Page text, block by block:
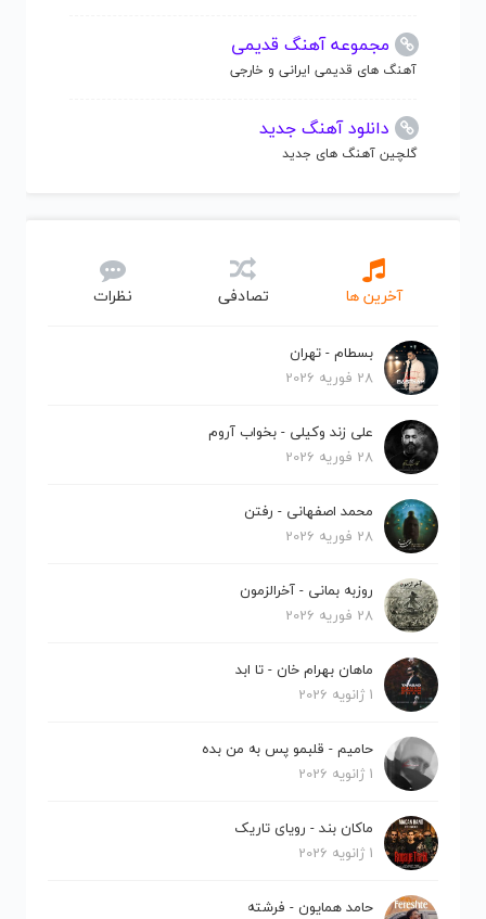
مجموعه آهنگ قدیمی
آهنگ های قدیمی ایرانی و خارجی
دانلود آهنگ جدید
گلچین آهنگ های جدید
آخرین ها تصادفی نظرات
بسطام - تهران
28 فوریه 2026
علی زند وکیلی - بخواب آروم
28 فوریه 2026
محمد اصفهانی - رفتن
28 فوریه 2026
روزبه بمانی - آخرالزمون
28 فوریه 2026
ماهان بهرام خان - تا ابد
1 ژانویه 2026
حامیم - قلبمو پس به من بده
1 ژانویه 2026
ماکان بند - رویای تاریک
1 ژانویه 2026
حامد همایون - فرشته